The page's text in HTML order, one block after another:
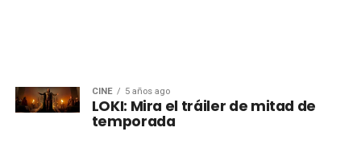
CINE 5 años ago
LOKI: Mira el tráiler de mitad de
temporada